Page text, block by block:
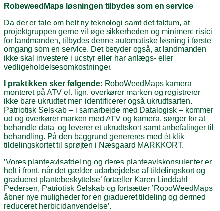
RobeweedMaps løsningen tilbydes som en service
Da der er tale om helt ny teknologi samt det faktum, at
projektgruppen gerne vil øge sikkerheden og minimere risici
for landmanden, tilbydes denne automatiske løsning i første
omgang som en service. Det betyder også, at landmanden
ikke skal investere i udstyr eller har anlægs- eller
vedligeholdelsesomkostninger.
I praktikken sker følgende: RoboWeedMaps kamera
monteret på ATV el. lign. overkører marken og registrerer
ikke bare ukrudtet men identificerer også ukrudtsarten.
Patriotisk Selskab – i samarbejde med Datalogisk – kommer
ud og overkører marken med ATV og kamera, sørger for at
behandle data, og leverer et ukrudtskort samt anbefalinger til
behandling. På den baggrund genereres med ét klik
tildelingskortet til sprøjten i Næsgaard MARKKORT.
’Vores planteavlsafdeling og deres planteavlskonsulenter er
helt i front, når det gælder udarbejdelse af tildelingskort og
gradueret plantebeskyttelse’ fortæller Karen Linddahl
Pedersen, Patriotisk Selskab og fortsætter ’RoboWeedMaps
åbner nye muligheder for en gradueret tildeling og dermed
reduceret herbicidanvendelse’.